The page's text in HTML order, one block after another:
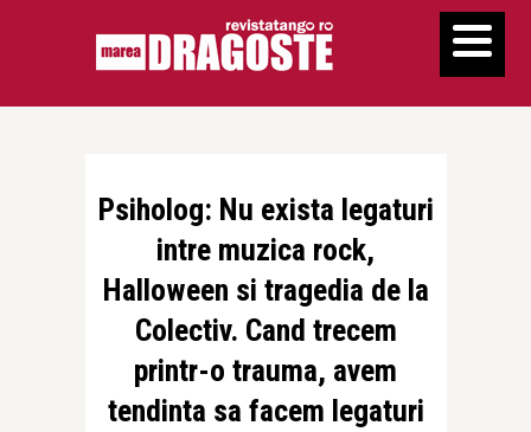
Psiholog: Nu exista legaturi
intre muzica rock,
Halloween si tragedia de la
Colectiv. Cand trecem
printr-o trauma, avem
tendinta sa facem legaturi